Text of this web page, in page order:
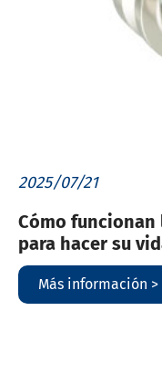
2025/07/21
Cómo
para hacer su
Más información >